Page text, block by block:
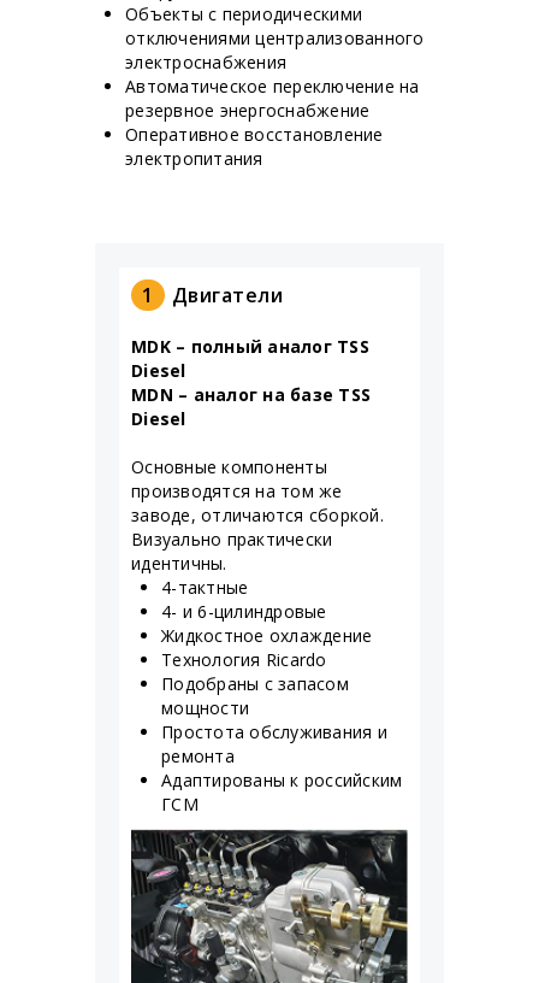
Объекты с периодическими
отключениями централизованного
электроснабжения
Автоматическое переключение на
резервное энергоснабжение
Оперативное восстановление
электропитания
1 Двигатели
MDK – полный аналог TSS
Diesel
MDN – аналог на базе TSS
Diesel
Основные компоненты
производятся на том же
заводе, отличаются сборкой.
Визуально практически
идентичны.
4-тактные
4- и 6-цилиндровые
Жидкостное охлаждение
Технология Ricardo
Подобраны с запасом
мощности
Простота обслуживания и
ремонта
Адаптированы к российским
ГСМ